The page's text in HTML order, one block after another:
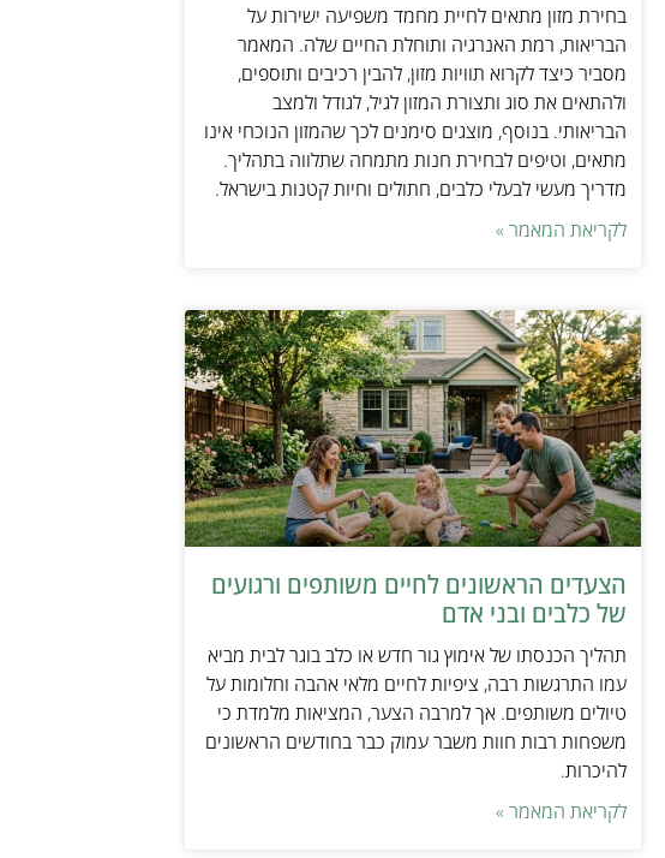
בחירת מזון מתאים לחיית מחמד משפיעה ישירות על
הבריאות, רמת האנרגיה ותוחלת החיים שלה. המאמר
מסביר כיצד לקרוא תוויות מזון, להבין רכיבים ותוספים,
ולהתאים את סוג ותצורת המזון לגיל, לגודל ולמצב
הבריאותי. בנוסף, מוצגים סימנים לכך שהמזון הנוכחי אינו
מתאים, וטיפים לבחירת חנות מתמחה שתלווה בתהליך.
מדריך מעשי לבעלי כלבים, חתולים וחיות קטנות בישראל.
לקריאת המאמר »
הצעדים הראשונים לחיים משותפים ורגועים
של כלבים ובני אדם
תהליך הכנסתו של אימוץ גור חדש או כלב בוגר לבית מביא
עמו התרגשות רבה, ציפיות לחיים מלאי אהבה וחלומות על
טיולים משותפים. אך למרבה הצער, המציאות מלמדת כי
משפחות רבות חוות משבר עמוק כבר בחודשים הראשונים
להיכרות.
לקריאת המאמר »